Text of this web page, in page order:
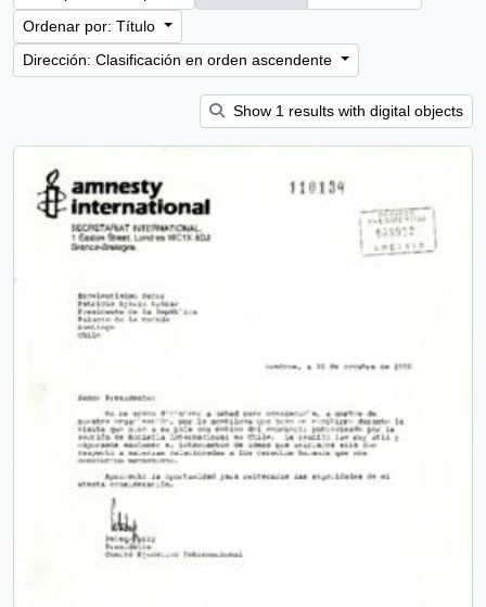
Ordenar por: Título
Dirección: Clasificación en orden ascendente
Show 1 results with digital objects